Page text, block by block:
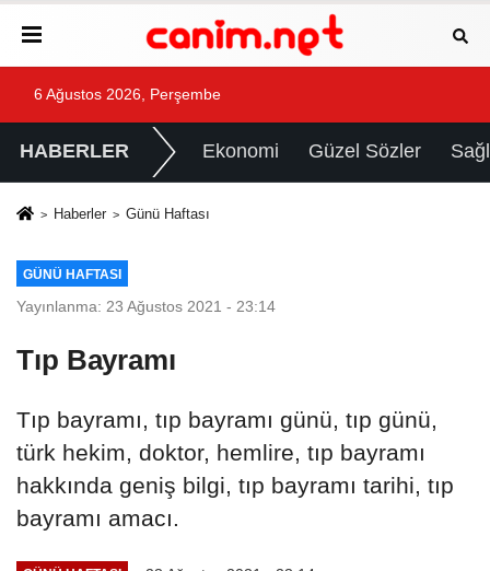
6 Ağustos 2026, Perşembe
HABERLER Ekonomi Güzel Sözler
Haberler Günü Haftası
GÜNÜ HAFTASI
Yayınlanma: 23 Ağustos 2021 - 23:14
Tıp Bayramı
Tıp bayramı, tıp bayramı günü, tıp günü,
türk hekim, doktor, hemlire, tıp bayramı
hakkında geniş bilgi, tıp bayramı tarihi, tıp
bayramı amacı.